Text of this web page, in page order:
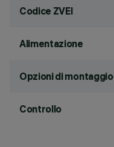
Codice ZVEI
Alimentazione
Opzioni di montaggio
Controllo